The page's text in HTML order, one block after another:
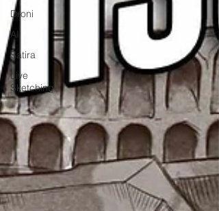
Droni
AI
Satira
Live
Sketching